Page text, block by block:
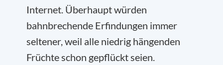
Internet. Überhaupt würden
bahnbrechende Erfindungen immer
seltener, weil alle niedrig hängenden
Früchte schon gepflückt seien.